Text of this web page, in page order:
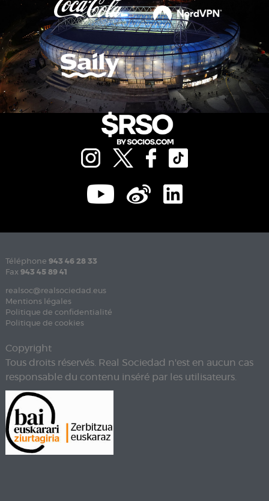
Téléphone 943 46 28 33
Fax 943 45 89 41
realsoc@realsociedad.eus
Mentions légales
Politique de confidentialité
Politique de cookies
Copyright
Tous droits réservés. Real Sociedad n'est en aucun cas
responsable du contenu inséré par les utilisateurs.